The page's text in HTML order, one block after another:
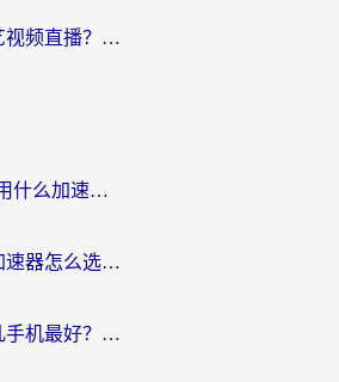
在国外如何看爱奇艺视频直播？海外党亲测有效的回国加速器指南
国外打使命召唤OL用什么加速器最好？海外玩家国服畅玩全攻略（附小众游戏加速技巧）
加拿大打地铁跑酷加速器怎么选？2026海外玩家实测指南（附王国纪元保卫萝卜3加速技巧）
玩率土之滨用苹果几手机最好？海外党必看的国服游戏加速+设备选择指南